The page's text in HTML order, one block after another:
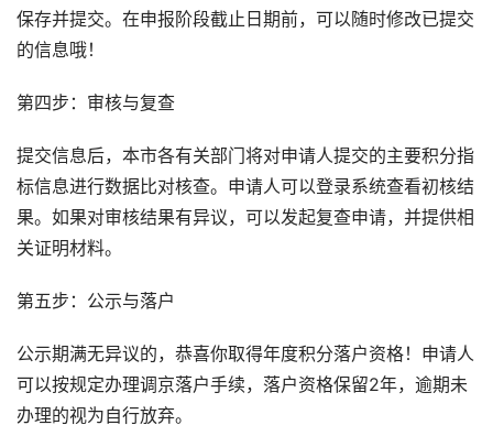
保存并提交。在申报阶段截止日期前，可以随时修改已提交
的信息哦！
第四步：审核与复查
提交信息后，本市各有关部门将对申请人提交的主要积分指
标信息进行数据比对核查。申请人可以登录系统查看初核结
果。如果对审核结果有异议，可以发起复查申请，并提供相
关证明材料。
第五步：公示与落户
公示期满无异议的，恭喜你取得年度积分落户资格！申请人
可以按规定办理调京落户手续，落户资格保留2年，逾期未
办理的视为自行放弃。